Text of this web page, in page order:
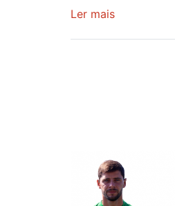
Ler mais
GOLOS